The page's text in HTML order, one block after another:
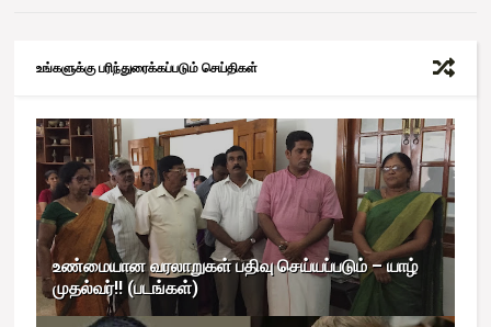
உங்களுக்கு பரிந்துரைக்கப்படும் செய்திகள்
உண்மையான வரலாறுகள் பதிவு செய்யப்படும் – யாழ்
முதல்வர்!! (படங்கள்)